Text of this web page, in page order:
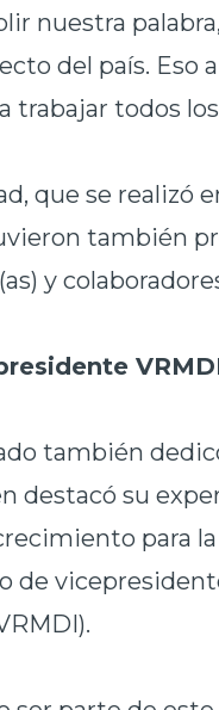
nuestra
del país. Eso
trabajar todos
que se realizó
también
y
también
destacó su
para
de